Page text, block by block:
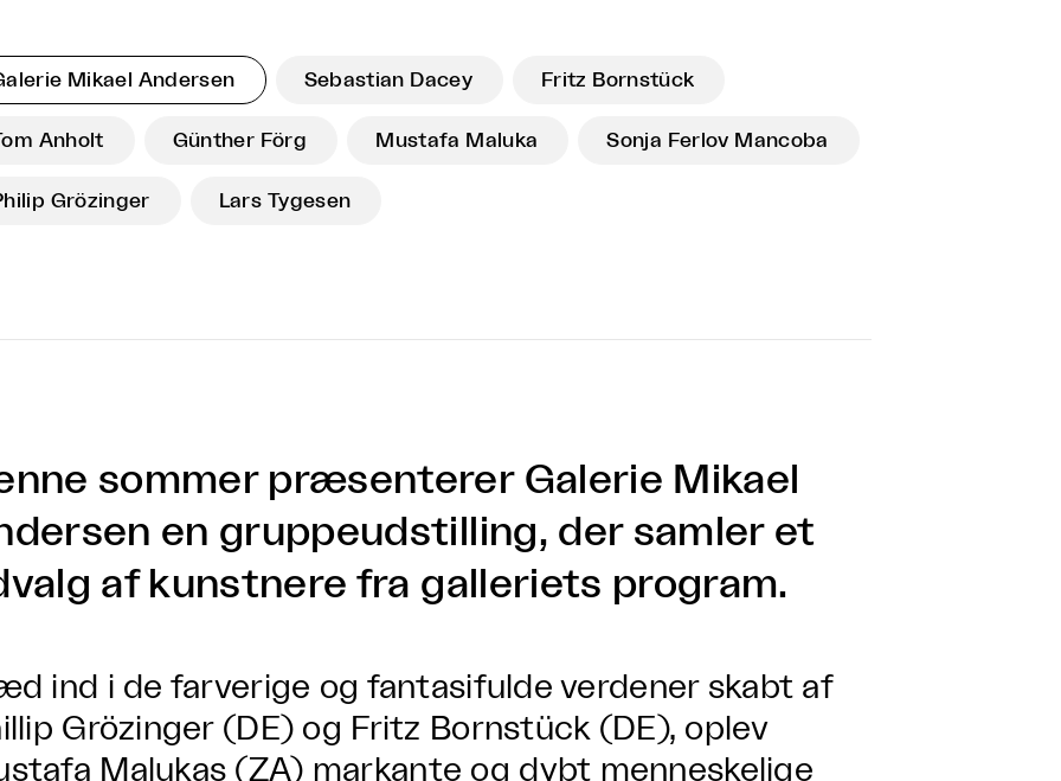
Mikael Andersen Sebastian Dacey Fritz Bornstück
Anholt Günther Förg Mustafa Maluka Sonja Ferlov Mancoba
Grözinger Lars Tygesen
sommer præsenterer Galerie Mikael
en gruppeudstilling, der samler et
af kunstnere fra galleriets program.
ind i de farverige og fantasifulde verdener skabt af
Grözinger (DE) og Fritz Bornstück (DE), oplev
Malukas (ZA) markante og dybt menneskelige